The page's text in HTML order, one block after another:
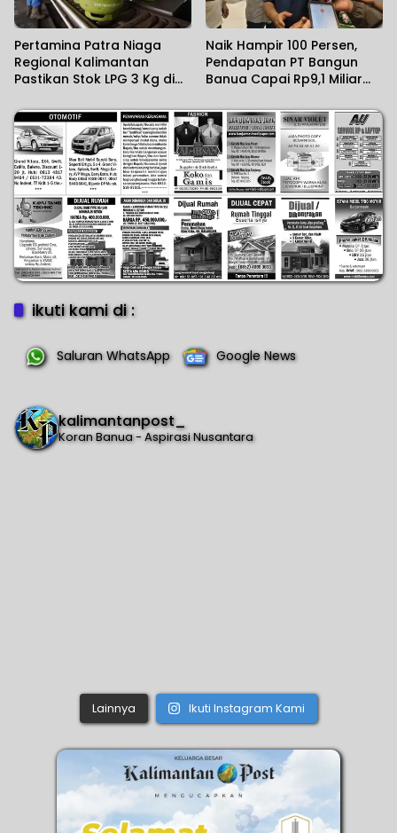
Pertamina Patra Niaga
Regional Kalimantan
Pastikan Stok LPG 3 Kg di
Naik Hampir 100 Persen,
Pendapatan PT Bangun
Banua Capai Rp9,1 Miliar
ikuti kami di :
Saluran WhatsApp Google News
kalimantanpost_
Koran Banua - Aspirasi Nusantara
Lainnya Ikuti Instagram Kami